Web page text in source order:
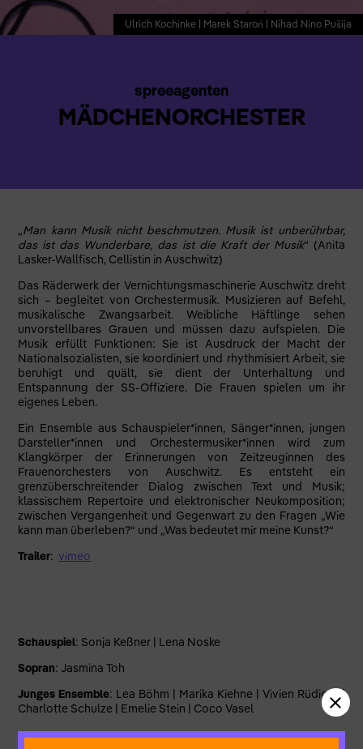
Ulrich Kochinke | Marek Staroń | Nihad Nino Pušija
spreeagenten
MÄDCHENORCHESTER
„Man kann Musik nicht beschmutzen. Musik ist unberührbar,
das ist das Wunderbare, das ist die Kraft der Musik“ (Anita
Lasker-Wallfisch, Cellistin in Auschwitz)
Das Räderwerk der Vernichtungsmaschinerie Auschwitz dreht
sich – begleitet von Orchestermusik. Musizieren auf Befehl,
musikalische Zwangsarbeit. Weibliche Häftlinge sehen
unvorstellbares Grauen und müssen dazu aufspielen. Die
Musik erfüllt Funktionen: Sie ist Ausdruck der Macht der
Nationalsozialisten, sie koordiniert und rhythmisiert Arbeit, sie
beruhigt und quält, sie dient der Unterhaltung und
Entspannung der SS-Offiziere. Die Frauen spielen um ihr
eigenes Leben.
Ein Ensemble aus Schauspieler*innen, Sänger*innen, jungen
Darsteller*innen und Orchestermusiker*innen wird zum
Klangkörper der Erinnerungen von Zeitzeuginnen des
Frauenorchesters von Auschwitz. Es entsteht ein
grenzüberschreitender Dialog zwischen Text und Musik;
klassischem Repertoire und elektronischer Neukomposition;
zwischen Vergangenheit und Gegenwart zu den Fragen „Wie
kann man überleben?“ und „Was bedeutet mir meine Kunst?“
Trailer: vimeo
Schauspiel: Sonja Keßner | Lena Noske
Sopran: Jasmina Toh
Junges Ensemble: Lea Böhm | Marika Kiehne | Vivien Rüdiger |
Charlotte Schulze | Emelie Stein | Coco Vasel